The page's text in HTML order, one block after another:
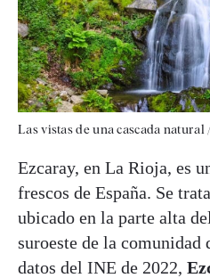
Las vistas de una cascada
Ezcaray, en La Rioja, es
frescos de España. Se
ubicado en la parte alta del
suroeste de la comunidad
datos del INE de 2022,